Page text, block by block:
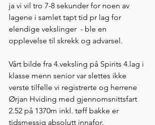
ja vi vil tro 7-8 sekunder for noen av
lagene i samlet tapt tid pr lag for
elendige vekslinger  - ble en
opplevelse til skrekk og advarsel.
Vårt bilde fra 4.veksling på Spirits 4.lag i
klasse menn senior var slettes ikke
verste tilfelle vi registrerte og herrene
Ørjan Hviding med gjennomsnittsfart
2.52 på 1370m inkl. tøff bakke er
tidsmessig absolutt innafor.